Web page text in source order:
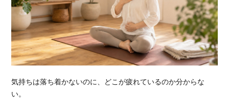
気持ちは落ち着かないのに、どこが疲れているのか分からな
い。